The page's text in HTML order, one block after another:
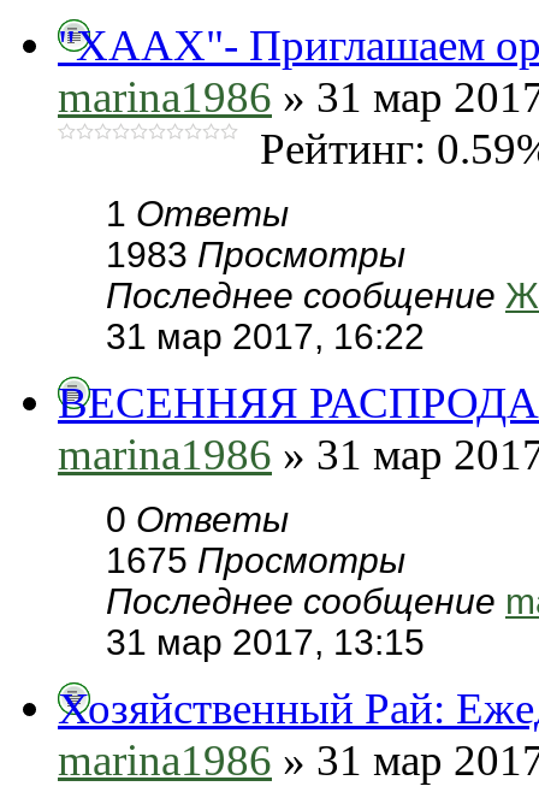
"ХААХ"- Приглашаем
marina1986 » 31 мар
Рейтинг:
1 Ответы
1983 Просмотры
Последнее сообщение
31 мар 2017, 16:22
ВЕСЕННЯЯ
marina1986 » 31 мар
0 Ответы
1675 Просмотры
Последнее сообщение
31 мар 2017, 13:15
Хозяйственный Рай:
marina1986 » 31 мар